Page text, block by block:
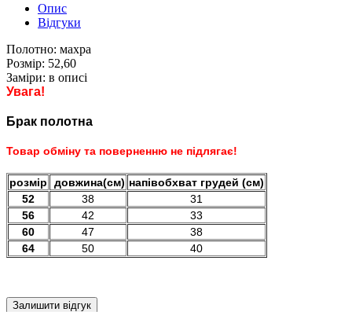
Опис
Відгуки
Полотно: махра
Розмір: 52,60
Заміри: в описі
Увага!
Брак полотна
Товар обміну та поверненню не підлягає!
розмір довжина(см) напівобхват грудей (см)
52
38
31
56
42
33
60
47
38
64
50 40
Залишити відгук